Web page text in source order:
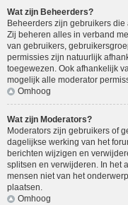
Wat zijn Beheerders?
Beheerders zijn gebruikers
Zij beheren alles in verband
van gebruikers,
permissies zijn natuurlijk
toegewezen. Ook afhankelijk
mogelijk alle moderator
Omhoog
Wat zijn Moderators?
Moderators zijn gebruikers of
dagelijkse werking van het
berichten wijzigen en
splitsen en verwijderen. In het
mensen niet van het
plaatsen.
Omhoog